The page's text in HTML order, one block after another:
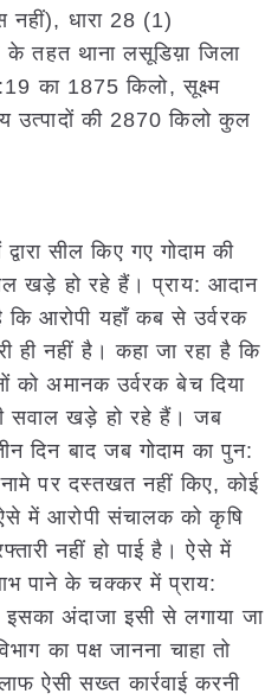
नहीं), धारा 28 (1)
तहत थाना लसूडिय़ा जिला
का 1875 किलो, सूक्ष्म
उत्पादों की 2870 किलो कुल
सील किए गए गोदाम की
खड़े हो रहे हैं। प्राय: आदान
कि आरोपी यहाँ कब से उर्वरक
ही नहीं है। कहा जा रहा है कि
को अमानक उर्वरक बेच दिया
सवाल खड़े हो रहे हैं। जब
दिन बाद जब गोदाम का पुन:
पर दस्तखत नहीं किए, कोई
ऐसे में आरोपी संचालक को कृषि
नहीं हो पाई है। ऐसे में
पाने के चक्कर में प्राय:
इसका अंदाजा इसी से लगाया जा
का पक्ष जानना चाहा तो
ऐसी सख्त कार्रवाई करनी